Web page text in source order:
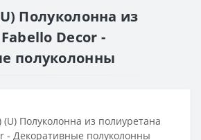
Полуколонна из
Decor -
полуколонны